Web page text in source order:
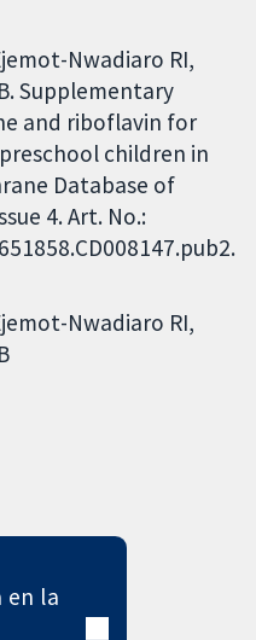
Nwadiaro RI,
Supplementary
and riboflavin for
children in
Database of
4. Art. No.:
Nwadiaro RI
en la